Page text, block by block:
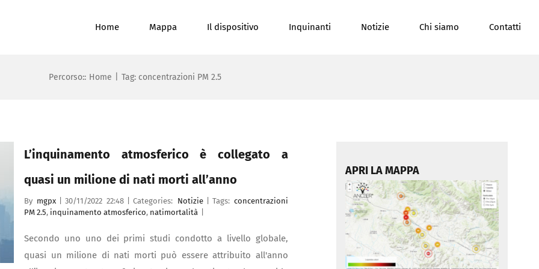
Home Mappa Il dispositivo Inquinanti Notizie Chi siamo Contatti
Percorso:: Home Tag: concentrazioni PM 2.5
L’inquinamento atmosferico è collegato a
quasi un milione di nati morti all’anno
By mgpx 30/11/2022 22:48 Categories: Notizie Tags: concentrazioni
PM 2.5, inquinamento atmosferico, natimortalità
Secondo uno uno dei primi studi condotto a livello globale,
quasi un milione di nati morti può essere attribuito all'anno
APRI LA MAPPA